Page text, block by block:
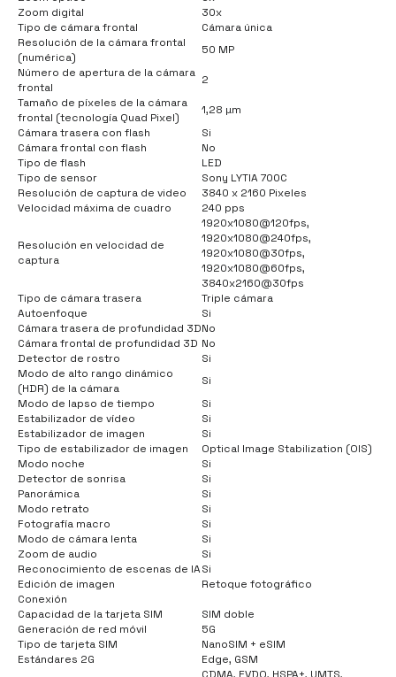
Zoom digital
30x
Tipo de cámara frontal
Cámara única
Resolución de la cámara frontal
(numérica)
50 MP
Número de apertura de la cámara
frontal
2
Tamaño de píxeles de la cámara
frontal (tecnología Quad Pixel)
1,28 µm
Cámara trasera con flash
Si
Cámara frontal con flash
No
Tipo de flash
LED
Tipo de sensor
Sony LYTIA 700C
Resolución de captura de video
3840 x 2160 Pixeles
Velocidad máxima de cuadro
240 pps
Resolución en velocidad de
captura
1920x1080@120fps,
1920x1080@240fps,
1920x1080@30fps,
1920x1080@60fps,
3840x2160@30fps
Tipo de cámara trasera
Triple cámara
Autoenfoque
Si
Cámara trasera de profundidad 3DNo
Cámara frontal de profundidad 3D No
Detector de rostro
Si
Modo de alto rango dinámico
(HDR) de la cámara
Si
Modo de lapso de tiempo
Si
Estabilizador de vídeo
Si
Estabilizador de imagen
Si
Tipo de estabilizador de imagen
Optical Image Stabilization (OIS)
Modo noche
Si
Detector de sonrisa
Si
Panorámica
Si
Modo retrato
Si
Fotografía macro
Si
Modo de cámara lenta
Si
Zoom de audio
Si
Reconocimiento de escenas de IASi
Edición de imagen
Retoque fotográfico
Conexión
Capacidad de la tarjeta SIM
SIM doble
Generación de red móvil
5G
Tipo de tarjeta SIM
NanoSIM + eSIM
Estándares 2G
Edge, GSM
CDMA, EVDO, HSPA+, UMTS,